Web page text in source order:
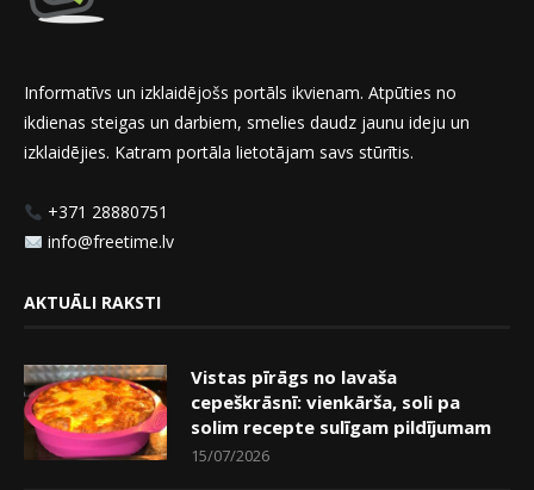
Informatīvs un izklaidējošs portāls ikvienam. Atpūties no
ikdienas steigas un darbiem, smelies daudz jaunu ideju un
izklaidējies. Katram portāla lietotājam savs stūrītis.
+371 28880751
info@freetime.lv
AKTUĀLI RAKSTI
Vistas pīrāgs no lavaša
cepeškrāsnī: vienkārša, soli pa
solim recepte sulīgam pildījumam
15/07/2026